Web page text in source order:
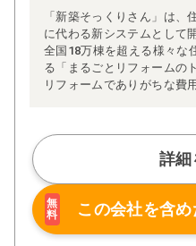
「新築そっくりさん」は、
に代わる新システムとして
全国18万棟を超える様々な
る「まるごとリフォームの
リフォームでありがちな費
ム」、経験豊かなセールス
制」などが高い信頼を得て
また、大規模リフォームに
括する「専属棟梁制」、豊
施工マニュアルや検査体制
さらに、住友不動産のリフ
アフターサービス体制で工
詳細
無
料
この会社を含め